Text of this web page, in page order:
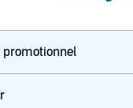
promotionnel